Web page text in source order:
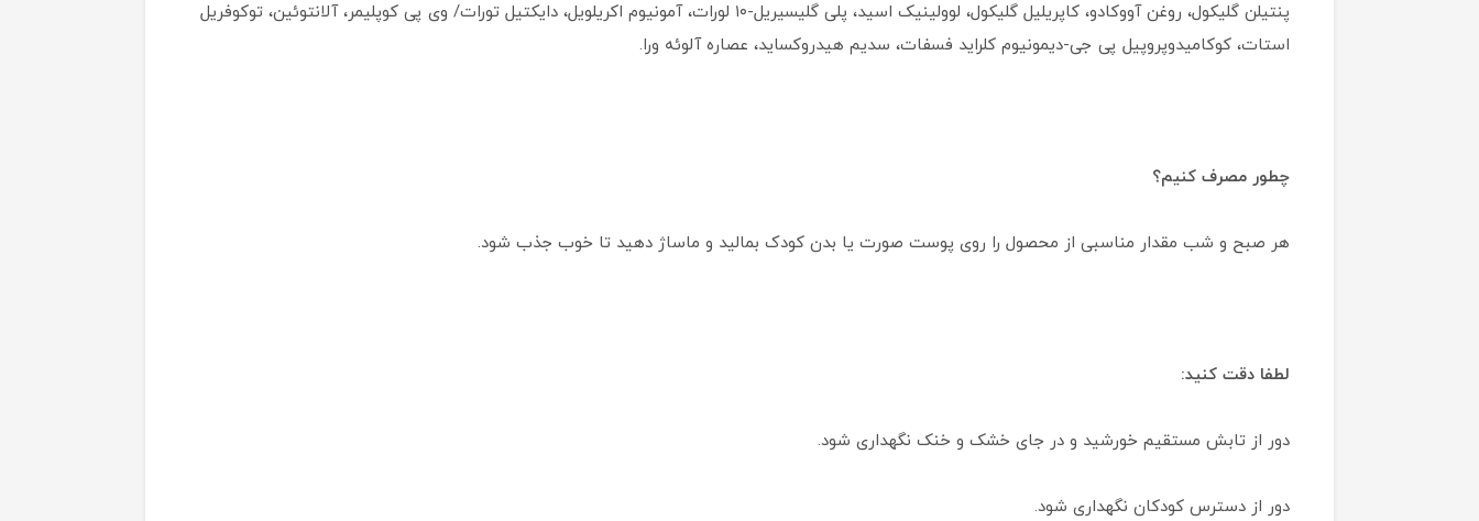
پنتیلن گلیکول، روغن آووکادو، کاپریلیل گلیکول، لوولینیک اسید، پلی گلیسیریل-۱۰ لورات، آمونیوم اکریلویل، دایکتیل تورات/ وی پی کوپلیمر، آلانتوئین، توکوفریل
استات، کوکامیدوپروپیل پی جی-دیمونیوم کلراید فسفات، سدیم هیدروکساید، عصاره آلوئه ورا.
چطور مصرف کنیم؟
هر صبح و شب مقدار مناسبی از محصول را روی پوست صورت یا بدن کودک بمالید و ماساژ دهید تا خوب جذب شود.
لطفا دقت کنید:
دور از تابش مستقیم خورشید و در جای خشک و خنک نگهداری شود.
دور از دسترس کودکان نگهداری شود.